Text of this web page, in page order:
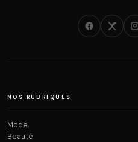
NOS RUBRIQUES
Mode
Beauté